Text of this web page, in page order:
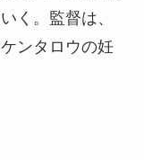
く。監督は、
ンタロウの妊